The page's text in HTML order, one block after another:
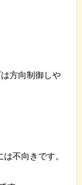
方向制御しや
不向きです。